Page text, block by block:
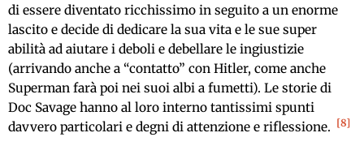
di essere diventato ricchissimo in seguito a un enorme
lascito e decide di dedicare la sua vita e le sue super
abilità ad aiutare i deboli e debellare le ingiustizie
(arrivando anche a “contatto” con Hitler, come anche
Superman farà poi nei suoi albi a fumetti). Le storie di
Doc Savage hanno al loro interno tantissimi spunti
davvero particolari e degni di attenzione e riflessione.
8